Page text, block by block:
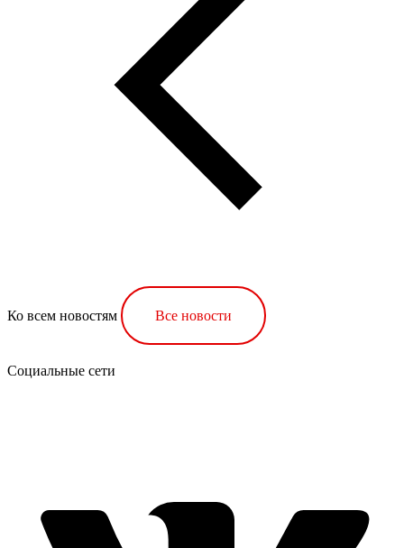
Ко всем новостям Все новости
Социальные сети